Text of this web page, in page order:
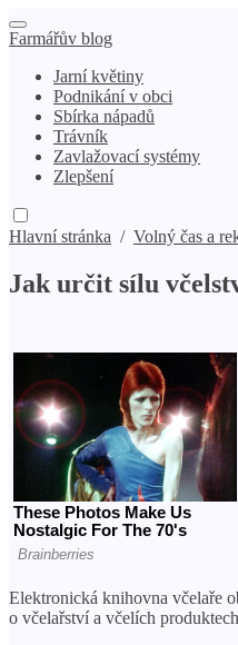
Farmářův blog
Jarní květiny
Podnikání v obci
Sbírka nápadů
Trávník
Zavlažovací systémy
Zlepšení
Hlavní stránka / Volný čas a
Jak určit sílu
Elektronická knihovna včelaře
o včelařství a včelích